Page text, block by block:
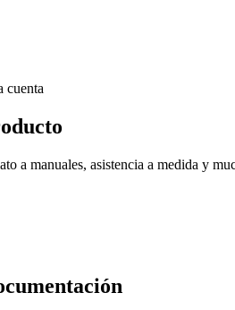
cuenta
a manuales, asistencia a medida y